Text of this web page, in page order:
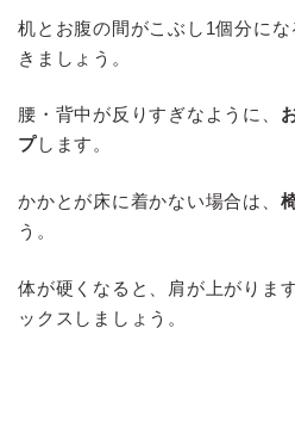
机とお腹の間がこぶし1個分に
きましょう。
腰・背中が反りすぎなように、
プします。
かかとが床に着かない場合は、
う。
体が硬くなると、肩が上がりま
ックスしましょう。